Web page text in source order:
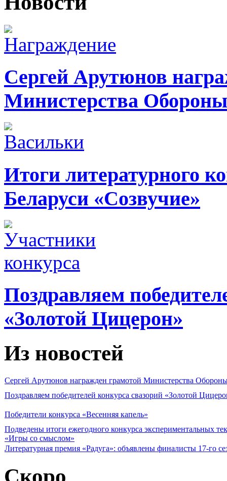
Сергей Арутюнов
Министерства Обороны
Итоги литературного
Беларуси «Созвучие»
Поздравляем
«Золотой Цицерон»
Из новостей
Сергей Арутюнов награжден грамотой Министерства
Поздравляем победителей конкурса свазорий «Золотой
Победители конкурса «Весенняя капель»
Подведены итоги ежегодного конкурса экспериментальных
«Игры со смыслом»
Литературная премия «Радуга»: объявлены финалисты 17-го
Скоро